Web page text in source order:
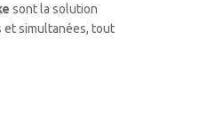
sont la solution
et simultanées, tout